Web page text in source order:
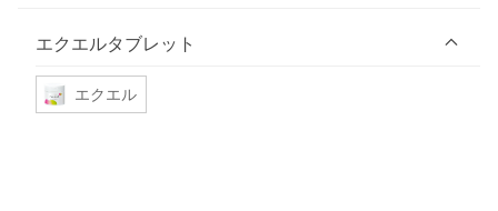
エクエルタブレット
エクエル